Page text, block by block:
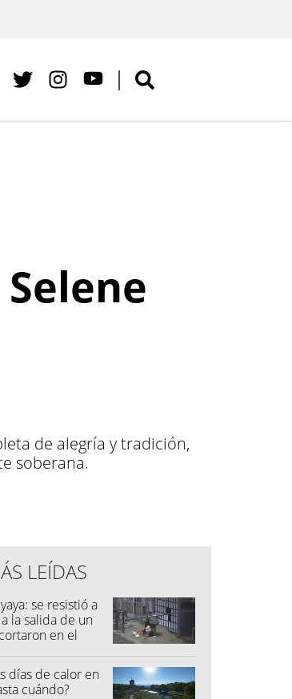
de alegría y tradición,
soberana.
LEÍDAS
se resistió a
la salida de un
en el
días de calor en
cuándo?